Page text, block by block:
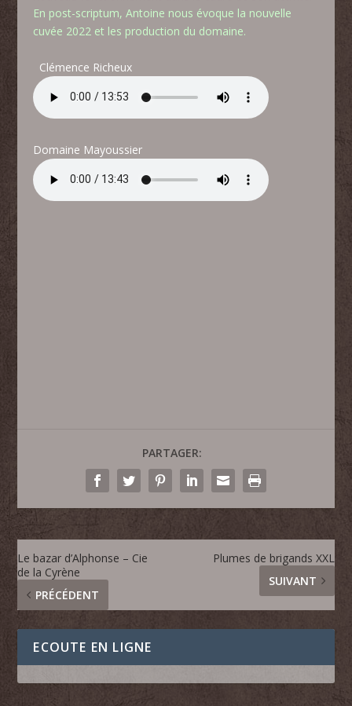
En post-scriptum, Antoine nous évoque la nouvelle
cuvée 2022 et les production du domaine.
Clémence Richeux
Domaine Mayoussier
PARTAGER:
Le bazar d’Alphonse – Cie
de la Cyrène
PRÉCÉDENT
Plumes de brigands XXL
SUIVANT
ECOUTE EN LIGNE